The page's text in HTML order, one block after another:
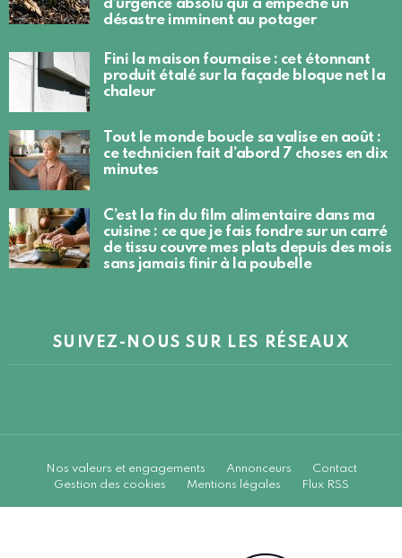
d’urgence absolu qui a empêché un
désastre imminent au potager
Fini la maison fournaise : cet étonnant
produit étalé sur la façade bloque net la
chaleur
Tout le monde boucle sa valise en août :
ce technicien fait d’abord 7 choses en dix
minutes
C’est la fin du film alimentaire dans ma
cuisine : ce que je fais fondre sur un carré
de tissu couvre mes plats depuis des mois
sans jamais finir à la poubelle
SUIVEZ-NOUS SUR LES RÉSEAUX
Nos valeurs et engagements Annonceurs
Contact
Gestion des cookies
Mentions légales Flux RSS